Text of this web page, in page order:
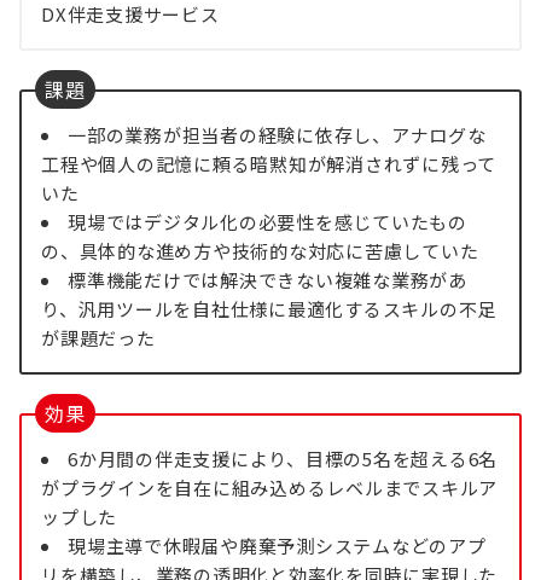
DX伴走支援サービス
課題
一部の業務が担当者の経験に依存し、アナログな
工程や個人の記憶に頼る暗黙知が解消されずに残って
いた
現場ではデジタル化の必要性を感じていたもの
の、具体的な進め方や技術的な対応に苦慮していた
標準機能だけでは解決できない複雑な業務があ
り、汎用ツールを自社仕様に最適化するスキルの不足
が課題だった
効果
6か月間の伴走支援により、目標の5名を超える6名
がプラグインを自在に組み込めるレベルまでスキルア
ップした
現場主導で休暇届や廃棄予測システムなどのアプ